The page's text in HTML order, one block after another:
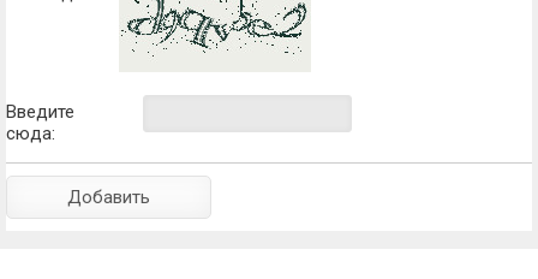
Введите
сюда: